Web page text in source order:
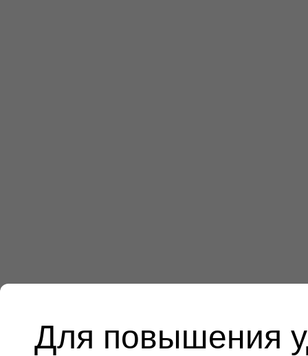
Для повышения